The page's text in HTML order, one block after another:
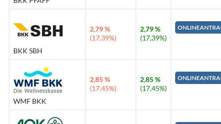
BKK SBH
2,79 %
(17,39%)
2,79 %
(17,39%)
WMF BKK
2,85 %
(17,45%)
2,85 %
(17,45%)